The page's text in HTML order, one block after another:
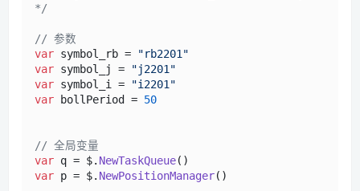
*/
// 参数
var symbol_rb =
"rb2201"
var symbol_j =
"j2201"
var symbol_i =
"i2201"
var bollPeriod = 50
// 全局变量
var q = $. NewTaskQueue
var p = $. NewPositionManager()